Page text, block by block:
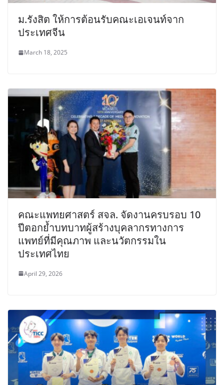
ม.รังสิต ให้การต้อนรับคณะเอเจนท์จาก
ประเทศจีน
March 18, 2025
คณะแพทยศาสตร์ สจล. จัดงานครบรอบ 10
ปีตอกย้ำบทบาทผู้สร้างบุคลากรทางการ
แพทย์ที่มีคุณภาพ และนวัตกรรมใน
ประเทศไทย
April 29, 2026